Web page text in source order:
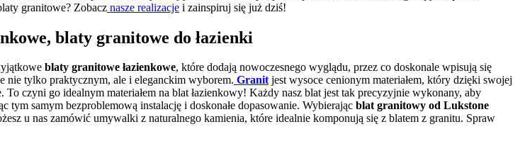
granitowe? Zobacz nasze realizacje i zainspiruj się już dziś!
blaty granitowe do łazienki
blaty granitowe łazienkowe, które dodają nowoczesnego wyglądu, przez co doskonale wpisują się
nie tylko praktycznym, ale i eleganckim wyborem. Granitjest wysoce cenionym materiałem, który dzięki swojej
czyni go idealnym materiałem na blat łazienkowy! Każdy nasz blat jest tak precyzyjnie wykonany, aby
samym bezproblemową instalację i doskonałe dopasowanie. Wybierając blat granitowy od Lukstone
u nas zamówić umywalki z naturalnego kamienia, które idealnie komponują się z blatem z granitu. Spraw